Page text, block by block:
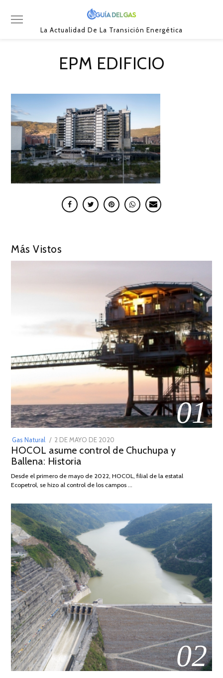
La Actualidad De La Transición Energética
EPM EDIFICIO
Más Vistos
01
Gas Natural
POSTED
ON
2 DE MAYO DE 2020
DE
2026
HOCOL asume control de Chuchupa y
Ballena: Historia
Desde el primero de mayo de 2022, HOCOL, filial de la estatal
Ecopetrol, se hizo al control de los campos …
02